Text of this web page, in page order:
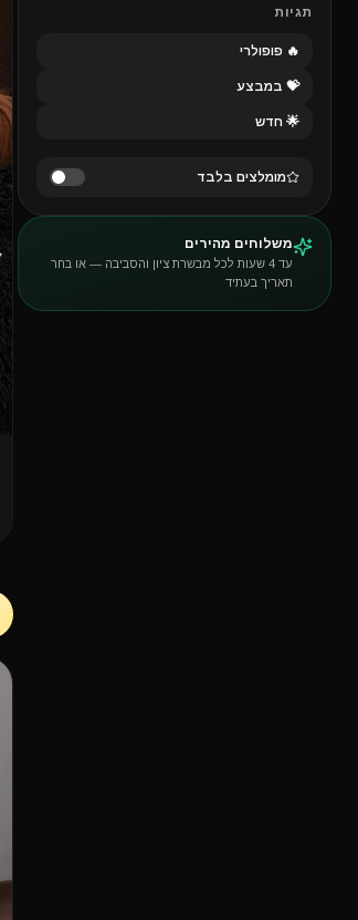
תגיות
🔥 פופולרי
💝 במבצע
🌟 חדש
מומלצים בלבד
משלוחים מהירים
עד 4 שעות לכל מבשרת ציון והסביבה — או בחר
תאריך בעתיד